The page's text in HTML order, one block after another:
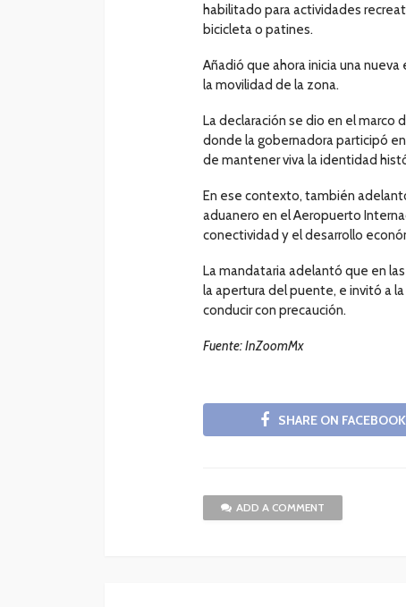
habilitado para actividades
bicicleta o patines.
Añadió que ahora inicia una
la movilidad de la zona.
La declaración se dio en el marco
donde la gobernadora participó
de mantener viva la identidad
En ese contexto, también
aduanero en el Aeropuerto
conectividad y el desarrollo
La mandataria adelantó que en
la apertura del puente, e invitó a
conducir con precaución.
Fuente: InZoomMx
SHARE ON FACEBOOK
ADD A COMMENT